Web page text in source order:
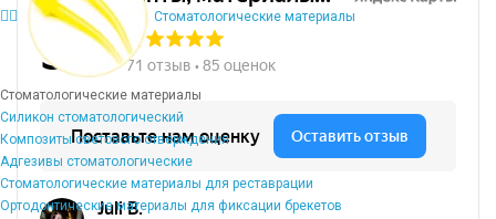
Стоматологические материалы
Стоматологические материалы
Силикон стоматологический
Композиты светового отверждения
Адгезивы стоматологические
Стоматологические материалы для реставрации
Ортодонтические материалы для фиксации брекетов